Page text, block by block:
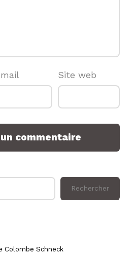
Site web
Rechercher
Colombe Schneck